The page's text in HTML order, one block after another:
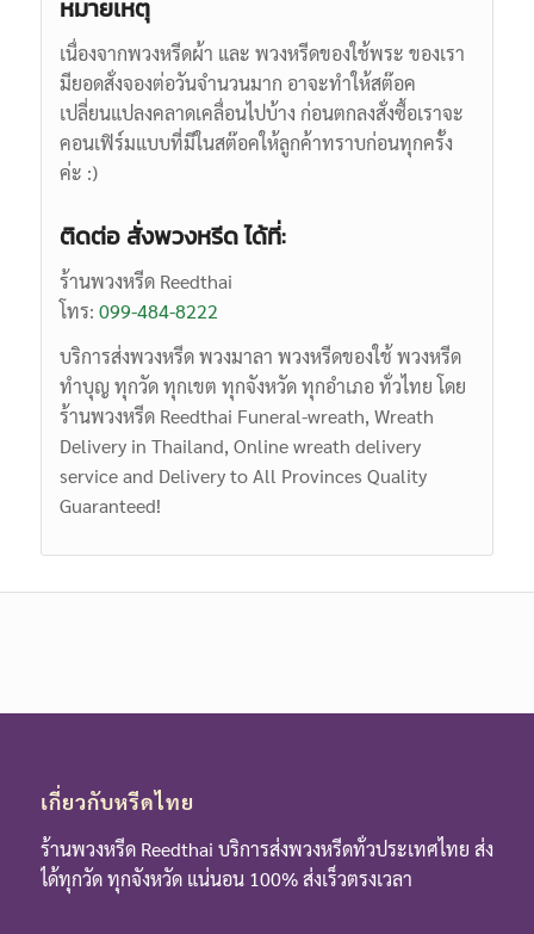
หมายเหตุ
เนื่องจากพวงหรีดผ้า และ พวงหรีดของใช้พระ ของเรา
มียอดสั่งจองต่อวันจำนวนมาก อาจะทำให้สต๊อค
เปลี่ยนแปลงคลาดเคลื่อนไปบ้าง ก่อนตกลงสั่งซื้อเราจะ
คอนเฟิร์มแบบที่มีในสต๊อคให้ลูกค้าทราบก่อนทุกครั้ง
ค่ะ :)
ติดต่อ สั่งพวงหรีด ได้ที่:
ร้านพวงหรีด Reedthai
โทร: 099-484-8222
บริการส่งพวงหรีด พวงมาลา พวงหรีดของใช้ พวงหรีด
ทำบุญ ทุกวัด ทุกเขต ทุกจังหวัด ทุกอำเภอ ทั่วไทย โดย
ร้านพวงหรีด Reedthai Funeral-wreath, Wreath
Delivery in Thailand, Online wreath delivery
service and Delivery to All Provinces Quality
Guaranteed!
เกี่ยวกับหรีดไทย
ร้านพวงหรีด Reedthai บริการส่งพวงหรีดทั่วประเทศไทย ส่ง
ได้ทุกวัด ทุกจังหวัด แน่นอน 100% ส่งเร็วตรงเวลา